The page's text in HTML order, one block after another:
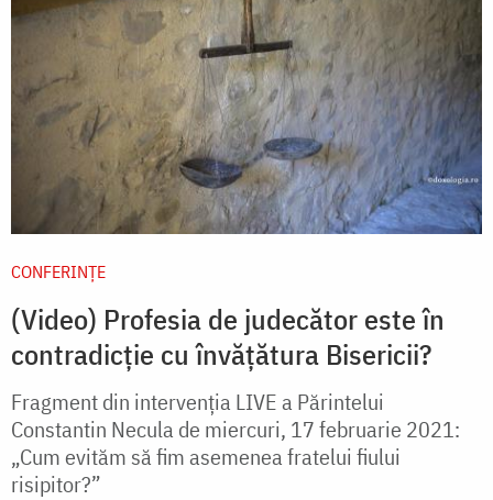
CONFERINȚE
(Video) Profesia de judecător este în
contradicție cu învățătura Bisericii?
Fragment din intervenția LIVE a Părintelui
Constantin Necula de miercuri, 17 februarie 2021:
„Cum evităm să fim asemenea fratelui fiului
risipitor?”